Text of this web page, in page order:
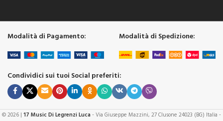
Modalità di Pagamento: Modalità di Spedizione:
Condividici sui tuoi Social preferiti:
© 2026 | 17 Music Di Legrenzi Luca - Via Giuseppe Mazzini, 27 Clusone 24023 (BG) Italia -